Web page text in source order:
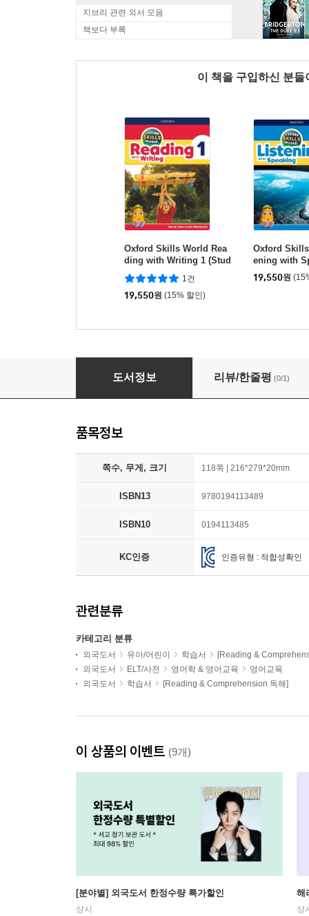
지브리 관련 외서 모음
책보다 부록
이 책을 구입하신 분
Oxford Skills World Rea
ding with Writing 1 (Stud
ent Book & Work Book)
1건
19,550원 (15% 할인)
Oxford
ening with
19,550원
Oxford Skills World: Level 2: Reading with
도서정보 리뷰/한줄평 (0/1)
품목정보
쪽수, 무게, 크기 118쪽 | 216*279*20mm
ISBN13 9780194113489
ISBN10 0194113485
KC인증 인증유형 : 적합성확인
관련분류
카테고리 분류
외국도서 유아/어린이 학습서
[Reading &
외국도서
ELT/사전 영어학 & 영어교육
영어교육
외국도서
학습서 [Reading & Comprehension 독해]
이 상품의 이벤트 (9개)
[분야별] 외국도서 한정수량 특가할인
상시
해
상